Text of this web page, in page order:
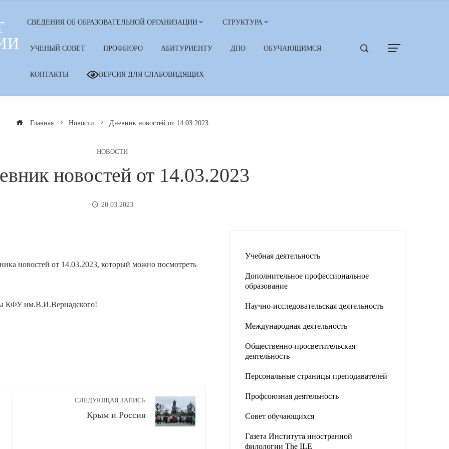
СВЕДЕНИЯ ОБ ОБРАЗОВАТЕЛЬНОЙ ОРГАНИЗАЦИИ СТРУКТУРА
УЧЕНЫЙ СОВЕТ ПРОФБЮРО АБИТУРИЕНТУ ДПО ОБУЧАЮЩИМСЯ
КОНТАКТЫ ВЕРСИЯ ДЛЯ СЛАБОВИДЯЩИХ
Главная Новости Дневник новостей от 14.03.2023
НОВОСТИ
новостей от 14.03.2023
20.03.2023
новостей от 14.03.2023, который можно посмотреть
КФУ им.В.И.Вернадского!
СЛЕДУЮЩАЯ ЗАПИСЬ
Крым и Россия
Учебная деятельность
Дополнительное профессиональное
образование
Научно-исследовательская деятельность
Международная деятельность
Общественно-просветительская
деятельность
Персональные страницы преподавателей
Профсоюзная деятельность
Совет обучающихся
Газета Института иностранной
филологии The ILE